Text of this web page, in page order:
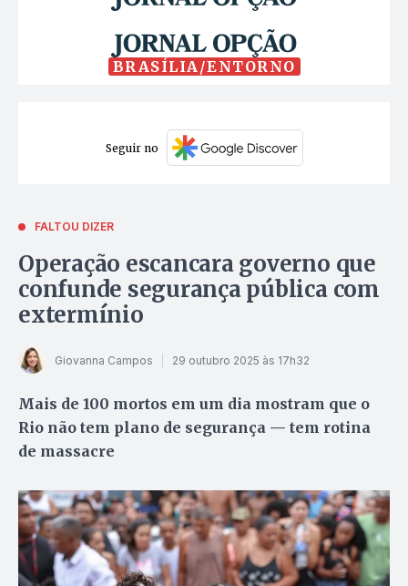
BRASÍLIA/ENTORNO
Seguir no
FALTOU DIZER
Operação escancara governo que
confunde segurança pública com
extermínio
Giovanna Campos 29 outubro 2025 às 17h32
Mais de 100 mortos em um dia mostram que o
Rio não tem plano de segurança — tem rotina
de massacre